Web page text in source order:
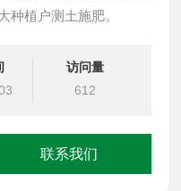
种植户测土施肥。
访问量
612
联系我们